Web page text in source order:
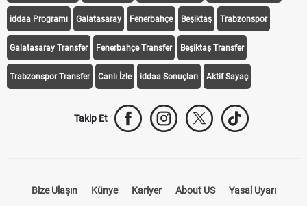
Transfer Haberleri TV'de Bugün Süper Lig Fikstür Süper Lig Haberleri
iddaa Programı Galatasaray Fenerbahçe Beşiktaş Trabzonspor
Galatasaray Transfer Fenerbahçe Transfer Beşiktaş Transfer
Trabzonspor Transfer Canlı İzle iddaa Sonuçları Aktif Sayaç